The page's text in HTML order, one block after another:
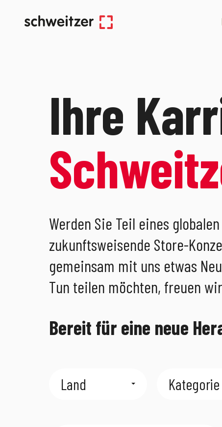
Ihre
Werden Sie Teil eines
zukunftsweisende Store-
gemeinsam mit uns etwas
Tun teilen möchten, freuen
Bereit für eine neue
Land Kategorie